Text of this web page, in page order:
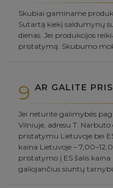
Skubiai gaminame
Sutartą kiekį saldumynų
dienas. Jei produkcijos
pristatymą. Skubumo
9 AR GALITE
Jei neturite galimybės
Vilniuje, adresu T.
pristatymu Lietuvoje bei
kaina Lietuvoje –
pristatymo į ES šalis
galiojančius siuntų